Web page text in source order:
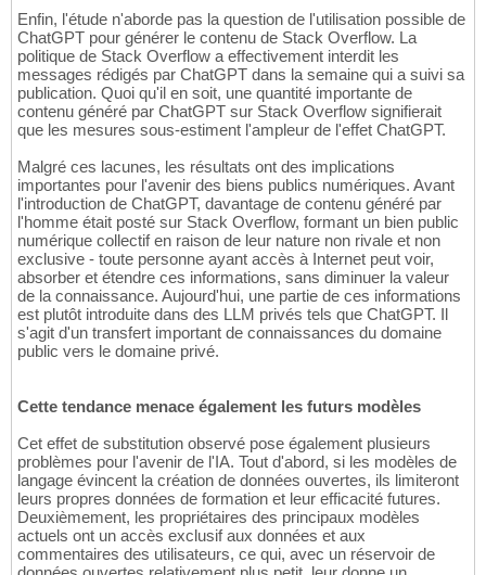
Enfin, l'étude n'aborde pas la question de l'utilisation possible de
ChatGPT pour générer le contenu de Stack Overflow. La
politique de Stack Overflow a effectivement interdit les
messages rédigés par ChatGPT dans la semaine qui a suivi sa
publication. Quoi qu'il en soit, une quantité importante de
contenu généré par ChatGPT sur Stack Overflow signifierait
que les mesures sous-estiment l'ampleur de l'effet ChatGPT.
Malgré ces lacunes, les résultats ont des implications
importantes pour l'avenir des biens publics numériques. Avant
l'introduction de ChatGPT, davantage de contenu généré par
l'homme était posté sur Stack Overflow, formant un bien public
numérique collectif en raison de leur nature non rivale et non
exclusive - toute personne ayant accès à Internet peut voir,
absorber et étendre ces informations, sans diminuer la valeur
de la connaissance. Aujourd'hui, une partie de ces informations
est plutôt introduite dans des LLM privés tels que ChatGPT. Il
s'agit d'un transfert important de connaissances du domaine
public vers le domaine privé.
Cette tendance menace également les futurs modèles
Cet effet de substitution observé pose également plusieurs
problèmes pour l'avenir de l'IA. Tout d'abord, si les modèles de
langage évincent la création de données ouvertes, ils limiteront
leurs propres données de formation et leur efficacité futures.
Deuxièmement, les propriétaires des principaux modèles
actuels ont un accès exclusif aux données et aux
commentaires des utilisateurs, ce qui, avec un réservoir de